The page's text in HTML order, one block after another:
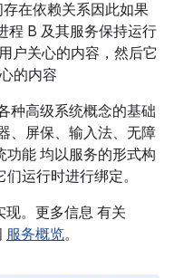
在依赖关系因此如果
程 B 及其服务保持运行
户关心的内容，然后它
的内容
种高级系统概念的基础
、屏保、输入法、无障
功能 均以服务的形式构
运行时进行绑定。
现。更多信息 有关
服务概览。